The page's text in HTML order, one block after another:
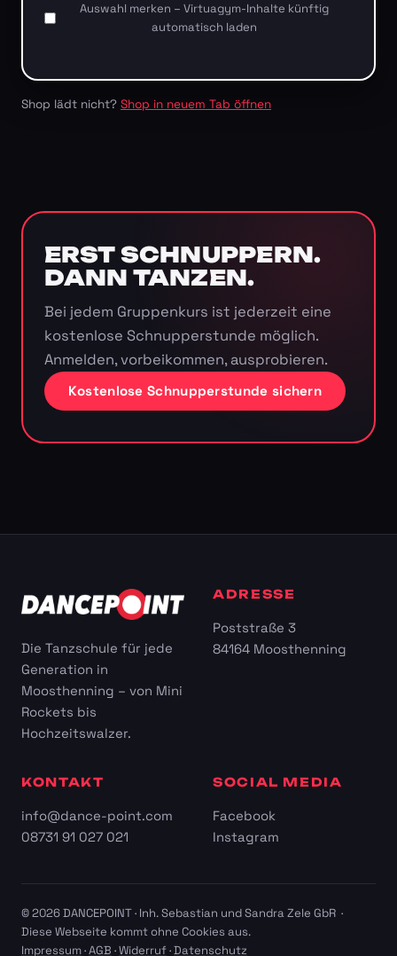
Auswahl merken – Virtuagym-Inhalte künftig
automatisch laden
Shop lädt nicht? Shop in neuem Tab öffnen
ERST SCHNUPPERN.
DANN TANZEN.
Bei jedem Gruppenkurs ist jederzeit eine
kostenlose Schnupperstunde möglich.
Anmelden, vorbeikommen, ausprobieren.
Kostenlose Schnupperstunde sichern
Die Tanzschule für jede
Generation in
Moosthenning – von Mini
Rockets bis
Hochzeitswalzer.
ADRESSE
Poststraße 3
84164 Moosthenning
KONTAKT
info@dance-point.com
08731 91 027 021
SOCIAL MEDIA
Facebook
Instagram
© 2026 DANCEPOINT · Inh. Sebastian und Sandra Zele GbR ·
Diese Webseite kommt ohne Cookies aus.
Impressum·AGB ·Widerruf·Datenschutz